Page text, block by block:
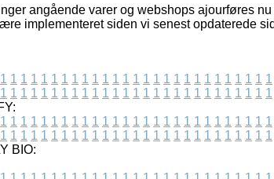
angående varer og webshops ajourføres
implementeret siden vi senest opdaterede
1 1 1 1 1 1 1 1 1 1 1 1 1 1 1 1 1 1 1 1 1 1 1 1 1 1 1
1 1 1 1 1 1 1 1 1 1 1 1 1 1 1 1 1 1 1 1 1 1 1 1 1 1 1
1 1 1 1 1 1 1 1 1 1 1 1 1 1 1 1 1 1 1 1 1 1 1 1 1 1 1
1 1 1 1 1 1 1 1 1 1 1 1 1 1 1 1 1 1 1 1 1 1 1 1 1 1 1
BIO: